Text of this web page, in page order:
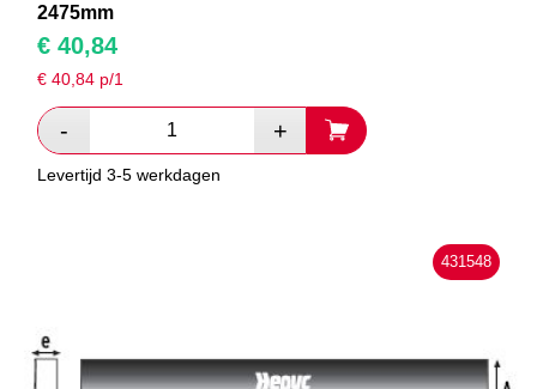
2475mm
€ 40,84
€40,84 p/1
Levertijd 3-5 werkdagen
431548